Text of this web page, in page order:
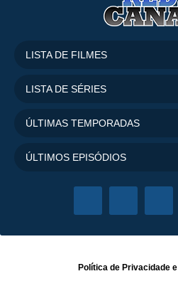
LISTA DE FILMES
LISTA DE SÉRIES
ÚLTIMAS TEMPORADAS
ÚLTIMOS EPISÓDIOS
Política de Privacidadee